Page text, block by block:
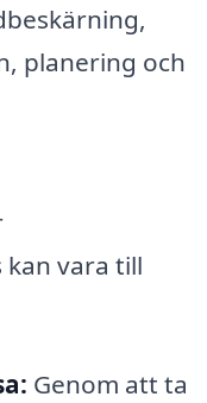
planering och
vara till
Genom att ta